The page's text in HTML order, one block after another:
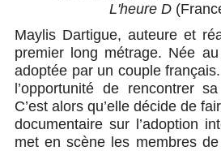
L'heure D
Maylis Dartigue, auteure et
premier long métrage. Née
adoptée par un couple
l’opportunité de rencontrer
C’est alors qu’elle décide de
documentaire sur l’adoption
met en scène les membres